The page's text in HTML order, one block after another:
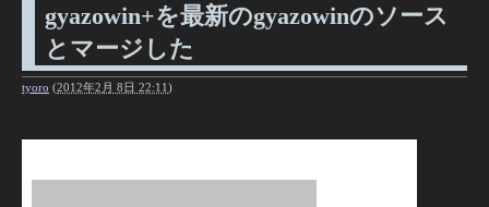
gyazowin+を最新のgyazowinのソース
とマージした
tyoro (2012年2月 8日 22:11)